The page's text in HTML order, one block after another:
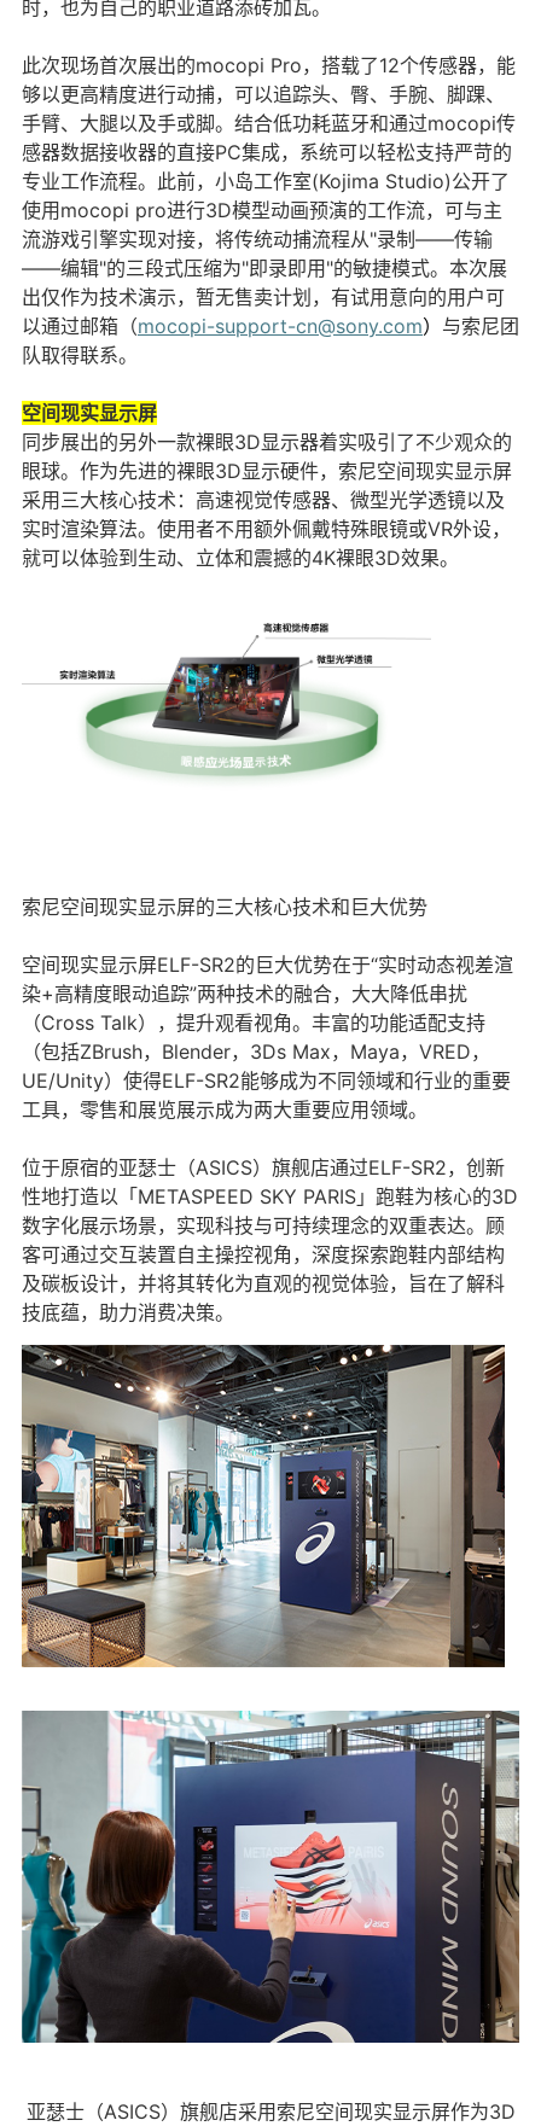
时，也为自己的职业道路添砖加瓦。
此次现场首次展出的mocopi Pro，搭载了12个传感器，能
够以更高精度进行动捕，可以追踪头、臀、手腕、脚踝、
手臂、大腿以及手或脚。结合低功耗蓝牙和通过mocopi传
感器数据接收器的直接PC集成，系统可以轻松支持严苛的
专业工作流程。此前，小岛工作室(Kojima Studio)公开了
使用mocopi pro进行3D模型动画预演的工作流，可与主
流游戏引擎实现对接，将传统动捕流程从"录制——传输
——编辑"的三段式压缩为"即录即用"的敏捷模式。本次展
出仅作为技术演示，暂无售卖计划，有试用意向的用户可
以通过邮箱（mocopi-support-cn@sony.com） 与索尼团
队取得联系。
空间现实显示屏
同步展出的另外一款裸眼3D显示器着实吸引了不少观众的
眼球。作为先进的裸眼3D显示硬件，索尼空间现实显示屏
采用三大核心技术：高速视觉传感器、微型光学透镜以及
实时渲染算法。使用者不用额外佩戴特殊眼镜或VR外设，
就可以体验到生动、立体和震撼的4K裸眼3D效果。
索尼空间现实显示屏的三大核心技术和巨大优势
空间现实显示屏ELF-SR2的巨大优势在于“实时动态视差渲
染+高精度眼动追踪”两种技术的融合，大大降低串扰
（Cross Talk），提升观看视角。丰富的功能适配支持
（包括ZBrush，Blender，3Ds Max，Maya，VRED，
UE/Unity）使得ELF-SR2能够成为不同领域和行业的重要
工具，零售和展览展示成为两大重要应用领域。
位于原宿的亚瑟士（ASICS）旗舰店通过ELF-SR2，创新
性地打造以「METASPEED SKY PARIS」跑鞋为核心的3D
数字化展示场景，实现科技与可持续理念的双重表达。顾
客可通过交互装置自主操控视角，深度探索跑鞋内部结构
及碳板设计，并将其转化为直观的视觉体验，旨在了解科
技底蕴，助力消费决策。
亚瑟士（ASICS）旗舰店采用索尼空间现实显示屏作为3D